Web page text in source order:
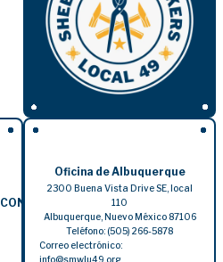
CONTRATISTAS EVENTOS
Oficina de Albuquerque
2300 Buena Vista Drive SE, local
110
Albuquerque, Nuevo México 87106
Teléfono: (505) 266-5878
Correo electrónico:
info@smwlu49.org